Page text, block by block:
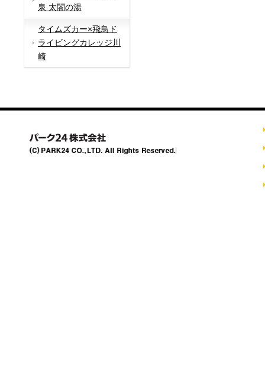
泉 太閤の湯
タイムズカー×飛鳥ド
ライビングカレッジ川
崎